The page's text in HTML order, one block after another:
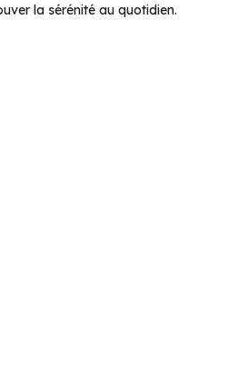
la sérénité au quotidien.